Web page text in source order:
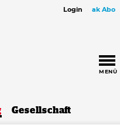
Login ak Abo
MENÜ
Gesellschaft